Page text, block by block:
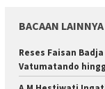
BACAAN LAINNYA
Reses Faisan
Vatumatando